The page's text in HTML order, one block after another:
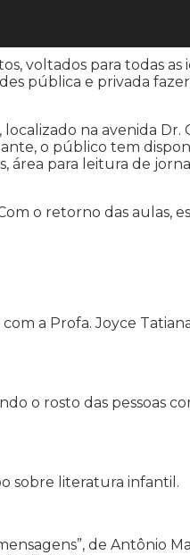
voltados para todas as
pública e privada
na avenida Dr.
o público tem
área para leitura de
o retorno das aulas,
a Profa. Joyce
o rosto das pessoas
sobre literatura infantil.
de Antônio